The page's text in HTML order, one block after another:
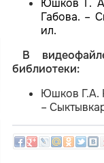
Юшков Г.
Габова. –
ил.
В
библиотеки:
Юшков Г.А.
–